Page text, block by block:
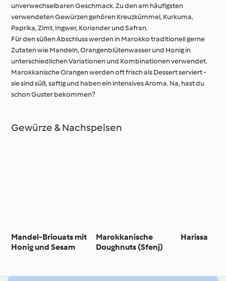
unverwechselbaren Geschmack. Zu den am häufigsten
verwendeten Gewürzen gehören Kreuzkümmel, Kurkuma,
Paprika, Zimt, Ingwer, Koriander und Safran.
Für den süßen Abschluss werden in Marokko traditionell gerne
Zutaten wie Mandeln, Orangenblütenwasser und Honig in
unterschiedlichen Variationen und Kombinationen verwendet.
Marokkanische Orangen werden oft frisch als Dessert serviert -
sie sind süß, saftig und haben ein intensives Aroma. Na, hast du
schon Guster bekommen?
Gewürze & Nachspeisen
Mandel-Briouats mit
Honig und Sesam
Marokkanische
Doughnuts (Sfenj)
Harissa